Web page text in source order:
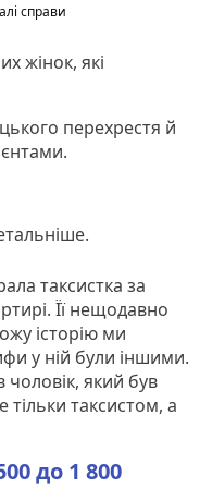
справи
жінок, які
перехрестя й
таксистка за
Її нещодавно
історію ми
у ній були іншими.
який був
тільки таксистом, а
до 1 800